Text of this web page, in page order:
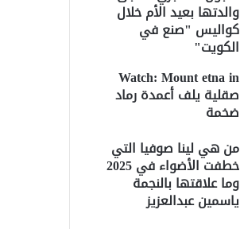
والدتها بعيد الأم خلال
كواليس "صنع في
الكويت"
Watch: Mount etna in
صقلية يلف أعمدة رماد
ضخمة
من هي لينا صوفيا التي
خطفت الأضواء في 2025
وما علاقتها بالنجمة
ياسمين عبدالعزيز